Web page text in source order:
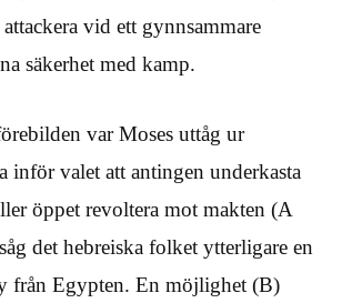
vid ett gynnsammare
säkerhet med kamp.
var Moses uttåg ur
inför valet att antingen underkasta
öppet revoltera mot makten (A
det hebreiska folket ytterligare en
från Egypten. En möjlighet (B)